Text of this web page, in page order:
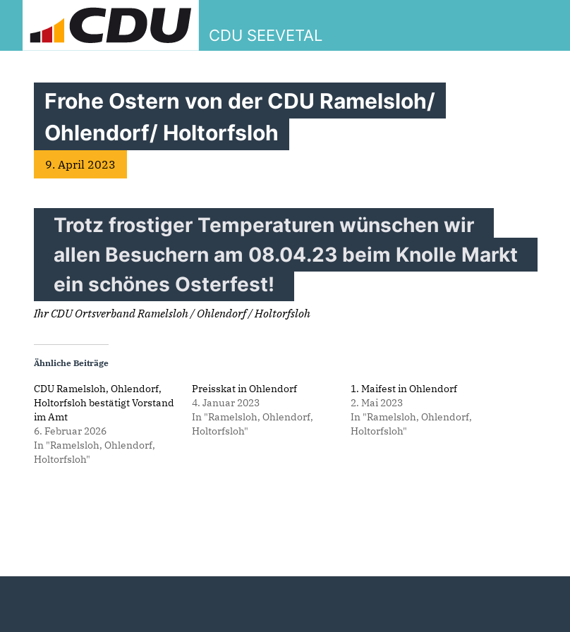
CDU SEEVETAL
Frohe Ostern von der CDU Ramelsloh/
Ohlendorf/ Holtorfsloh
9. April 2023
Trotz frostiger Temperaturen wünschen wir
allen Besuchern am 08.04.23 beim Knolle Markt
ein schönes Osterfest!
Ihr CDU Ortsverband Ramelsloh / Ohlendorf / Holtorfsloh
Ähnliche Beiträge
CDU Ramelsloh, Ohlendorf,
Holtorfsloh bestätigt Vorstand
im Amt
6. Februar 2026
In "Ramelsloh, Ohlendorf,
Holtorfsloh"
Preisskat in Ohlendorf
4. Januar 2023
In "Ramelsloh, Ohlendorf,
Holtorfsloh"
1. Maifest in Ohlendorf
2. Mai 2023
In "Ramelsloh, Ohlendorf,
Holtorfsloh"